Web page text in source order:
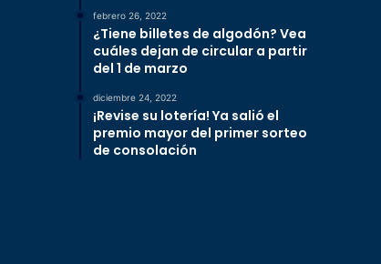
febrero 26, 2022
¿Tiene billetes de algodón? Vea
cuáles dejan de circular a partir
del 1 de marzo
diciembre 24, 2022
¡Revise su lotería! Ya salió el
premio mayor del primer sorteo
de consolación